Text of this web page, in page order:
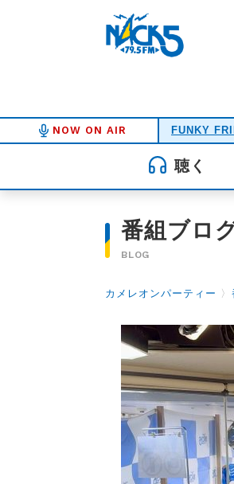
NOW ON AIR FUNKY
聴く
番組ブロ
BLOG
カメレオンパーティー 〉